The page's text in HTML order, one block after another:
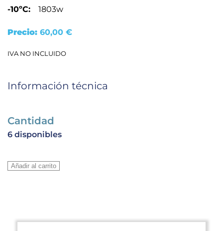
-10ºC: 1803w
Precio: 60,00 €
IVA NO INCLUIDO
Información técnica
Cantidad
6 disponibles
NJ2178E
220V
Añadir al carrito